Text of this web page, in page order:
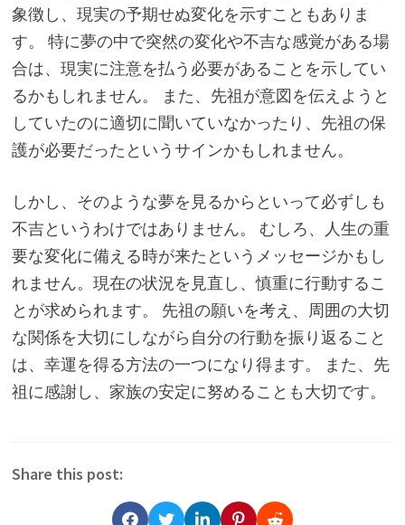
象徴し、現実の予期せぬ変化を示すこともありま
す。 特に夢の中で突然の変化や不吉な感覚がある場
合は、現実に注意を払う必要があることを示してい
るかもしれません。 また、先祖が意図を伝えようと
していたのに適切に聞いていなかったり、先祖の保
護が必要だったというサインかもしれません。
しかし、そのような夢を見るからといって必ずしも
不吉というわけではありません。 むしろ、人生の重
要な変化に備える時が来たというメッセージかもし
れません。現在の状況を見直し、慎重に行動するこ
とが求められます。 先祖の願いを考え、周囲の大切
な関係を大切にしながら自分の行動を振り返ること
は、幸運を得る方法の一つになり得ます。 また、先
祖に感謝し、家族の安定に努めることも大切です。
Share this post: